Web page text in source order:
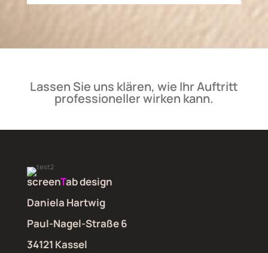
Lassen Sie uns klären, wie Ihr Auftritt
professioneller wirken kann.
screenTab design
Daniela Hartwig
Paul-Nagel-Straße 6
34121 Kassel